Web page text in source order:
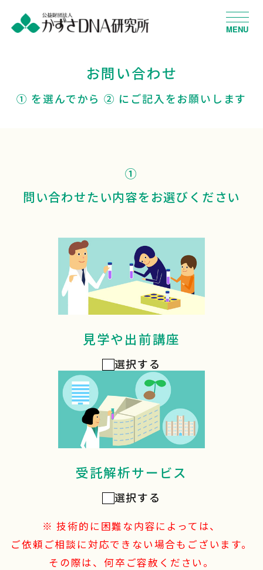
MENU
お問い合わせ
① を選んでから ② にご記入をお願いします
①
問い合わせたい内容をお選びください
見学や出前講座
選択する
受託解析サービス
選択する
※ 技術的に困難な内容によっては、
ご依頼ご相談に対応できない場合もございます。
その際は、何卒ご容赦ください。